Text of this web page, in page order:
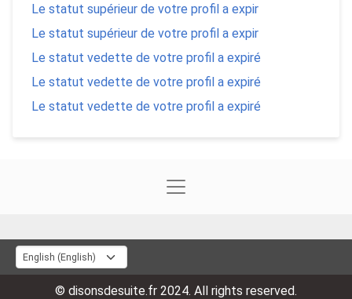
Le statut supérieur de votre profil a expir
Le statut supérieur de votre profil a expir
Le statut vedette de votre profil a expiré
Le statut vedette de votre profil a expiré
Le statut vedette de votre profil a expiré
© disonsdesuite.fr 2024. All rights reserved.